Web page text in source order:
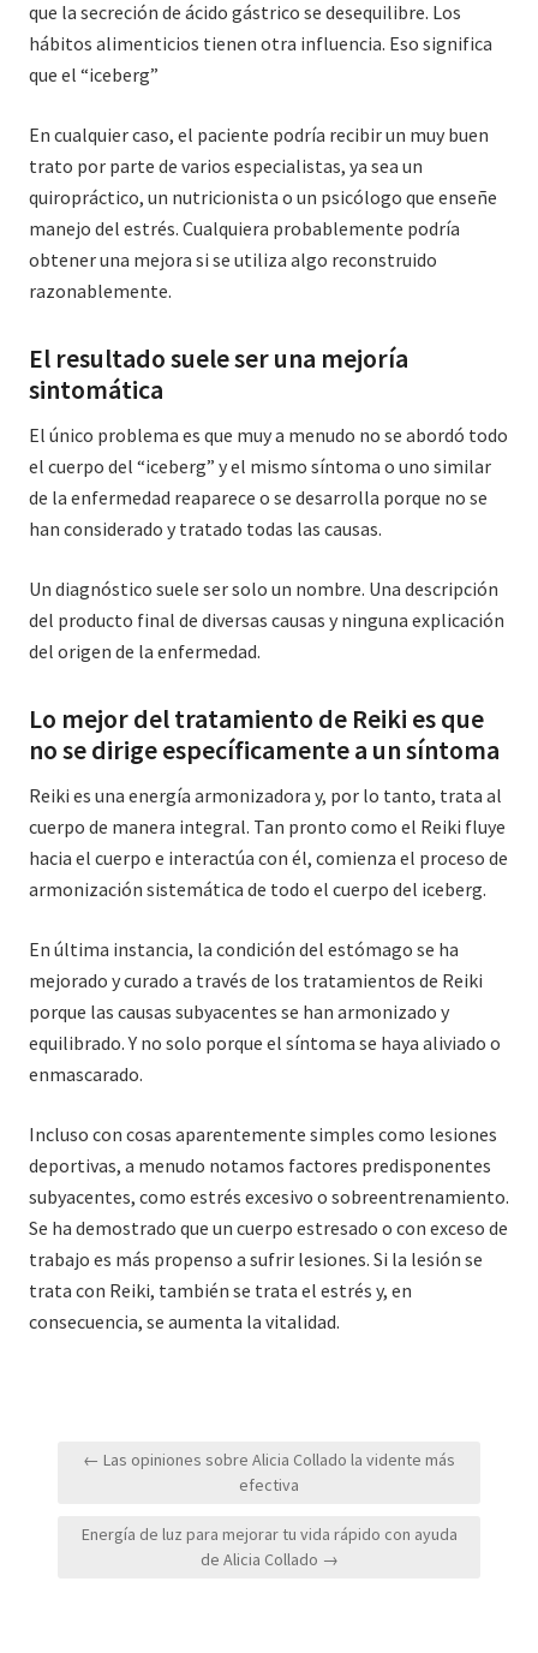
que la secreción de ácido gástrico se desequilibre. Los
hábitos alimenticios tienen otra influencia. Eso significa
que el “iceberg”
En cualquier caso, el paciente podría recibir un muy buen
trato por parte de varios especialistas, ya sea un
quiropráctico, un nutricionista o un psicólogo que enseñe
manejo del estrés. Cualquiera probablemente podría
obtener una mejora si se utiliza algo reconstruido
razonablemente.
El resultado suele ser una mejoría
sintomática
El único problema es que muy a menudo no se abordó todo
el cuerpo del “iceberg” y el mismo síntoma o uno similar
de la enfermedad reaparece o se desarrolla porque no se
han considerado y tratado todas las causas.
Un diagnóstico suele ser solo un nombre. Una descripción
del producto final de diversas causas y ninguna explicación
del origen de la enfermedad.
Lo mejor del tratamiento de Reiki es que
no se dirige específicamente a un síntoma
Reiki es una energía armonizadora y, por lo tanto, trata al
cuerpo de manera integral. Tan pronto como el Reiki fluye
hacia el cuerpo e interactúa con él, comienza el proceso de
armonización sistemática de todo el cuerpo del iceberg.
En última instancia, la condición del estómago se ha
mejorado y curado a través de los tratamientos de Reiki
porque las causas subyacentes se han armonizado y
equilibrado. Y no solo porque el síntoma se haya aliviado o
enmascarado.
Incluso con cosas aparentemente simples como lesiones
deportivas, a menudo notamos factores predisponentes
subyacentes, como estrés excesivo o sobreentrenamiento.
Se ha demostrado que un cuerpo estresado o con exceso de
trabajo es más propenso a sufrir lesiones. Si la lesión se
trata con Reiki, también se trata el estrés y, en
consecuencia, se aumenta la vitalidad.
Navegación
entradas
← Las opiniones sobre Alicia Collado la vidente más
efectiva
Energía de luz para mejorar tu vida rápido con ayuda
de Alicia Collado →